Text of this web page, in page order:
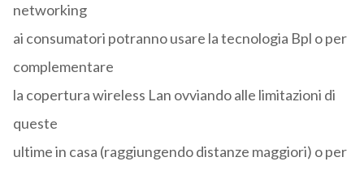
networking
ai consumatori potranno usare la tecnologia Bpl o per
complementare
la copertura wireless Lan ovviando alle limitazioni di
queste
ultime in casa (raggiungendo distanze maggiori) o per